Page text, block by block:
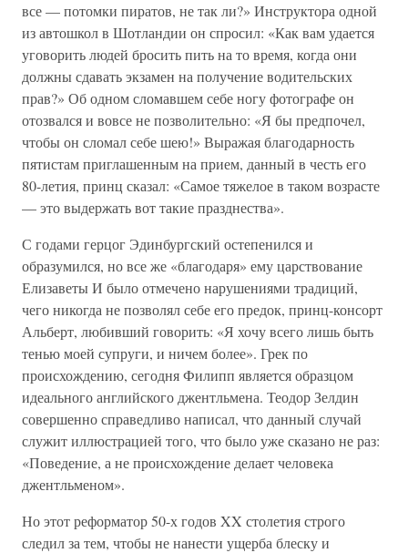
все — потомки пиратов, не так ли?» Инструктора одной
из автошкол в Шотландии он спросил: «Как вам удается
уговорить людей бросить пить на то время, когда они
должны сдавать экзамен на получение водительских
прав?» Об одном сломавшем себе ногу фотографе он
отозвался и вовсе не позволительно: «Я бы предпочел,
чтобы он сломал себе шею!» Выражая благодарность
пятистам приглашенным на прием, данный в честь его
80-летия, принц сказал: «Самое тяжелое в таком возрасте
— это выдержать вот такие празднества».
С годами герцог Эдинбургский остепенился и
образумился, но все же «благодаря» ему царствование
Елизаветы И было отмечено нарушениями традиций,
чего никогда не позволял себе его предок, принц-консорт
Альберт, любивший говорить: «Я хочу всего лишь быть
тенью моей супруги, и ничем более». Грек по
происхождению, сегодня Филипп является образцом
идеального английского джентльмена. Теодор Зелдин
совершенно справедливо написал, что данный случай
служит иллюстрацией того, что было уже сказано не раз:
«Поведение, а не происхождение делает человека
джентльменом».
Но этот реформатор 50-х годов XX столетия строго
следил за тем, чтобы не нанести ущерба блеску и